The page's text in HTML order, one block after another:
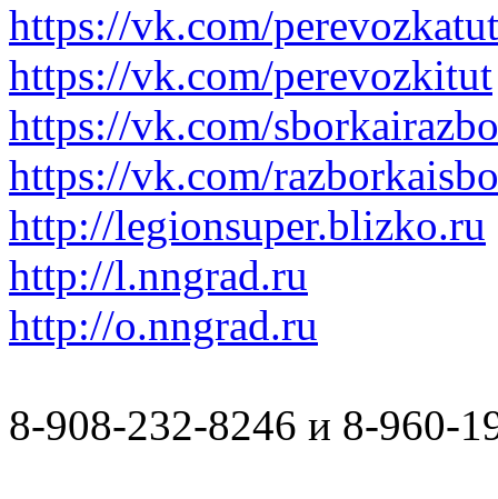
https://vk.com/perevozkatut
https://vk.com/perevozkitut
https://vk.com/
https://vk.com/
http://legionsuper.blizko.ru
http://l.nngrad.ru
http://o.nngrad.ru
8-908-232-8246 и 8-960-